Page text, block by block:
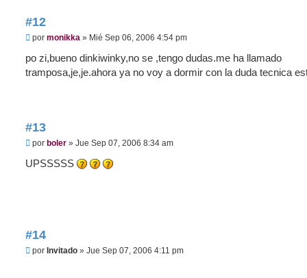
#12
M
n
a
por monikka » Mié Sep 06, 2006 4:54 pm
po zi,bueno dinkiwinky,no se ,tengo dudas.me ha llamado
tramposa,je,je.ahora ya no voy a dormir con la duda tecnica
#13
M
n
por boler » Jue Sep 07, 2006 8:34 am
UPSSSSS
#14
M
por Invitado » Jue Sep 07, 2006 4:11 pm